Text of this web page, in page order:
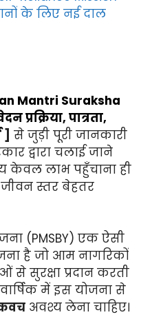
के लिए नई दाल
Mantri Suraksha
प्रक्रिया, पात्रता,
] से जुड़ी पूरी जानकारी
द्वारा चलाई जाने
केवल लाभ पहुँचाना ही
स्तर बेहतर
(PMSBY) एक ऐसी
है जो आम नागरिकों
से सुरक्षा प्रदान करती
वार्षिक में इस योजना से
कवच अवश्य लेना चाहिए।